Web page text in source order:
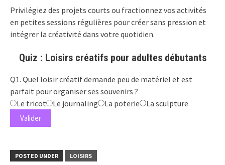
Privilégiez des projets courts ou fractionnez vos activités
en petites sessions régulières pour créer sans pression et
intégrer la créativité dans votre quotidien.
Quiz : Loisirs créatifs pour adultes débutants
Q1. Quel loisir créatif demande peu de matériel et est
parfait pour organiser ses souvenirs ?
Le tricot
Le journaling La poterie La sculpture
Valider
POSTED UNDER LOISIRS